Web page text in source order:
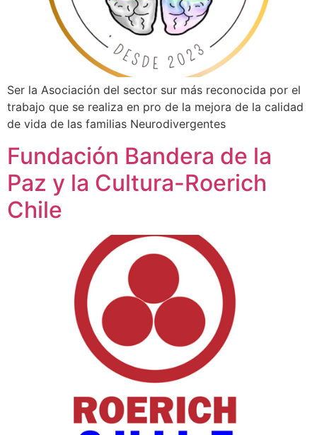
Ser la Asociación del sector sur más reconocida por el
trabajo que se realiza en pro de la mejora de la calidad
de vida de las familias Neurodivergentes
Fundación Bandera de la
Paz y la Cultura-Roerich
Chile